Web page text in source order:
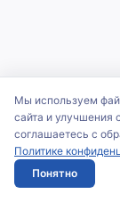
Мы используем
сайта и улучшения
соглашаетесь с
Политике
Понятно